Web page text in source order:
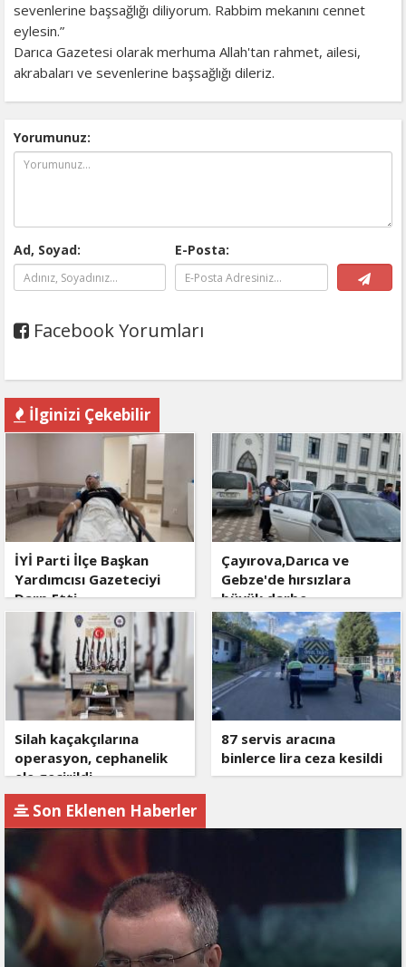
sevenlerine başsağlığı diliyorum. Rabbim mekanını cennet
eylesin.”
Darıca Gazetesi olarak merhuma Allah'tan rahmet, ailesi,
akrabaları ve sevenlerine başsağlığı dileriz.
Yorumunuz:
Ad, Soyad: E-Posta:
Facebook Yorumları
İlginizi Çekebilir
İYİ Parti İlçe Başkan
Yardımcısı Gazeteciyi
Darp Etti
Çayırova,Darıca ve
Gebze'de hırsızlara
büyük darbe
Silah kaçakçılarına
operasyon, cephanelik
ele geçirildi
87 servis aracına
binlerce lira ceza kesildi
Son Eklenen Haberler